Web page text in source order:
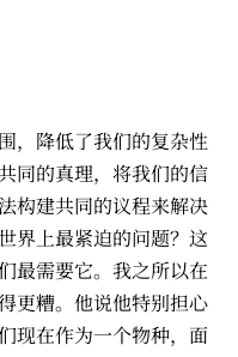
，降低了我们的复杂性
同的真理，将我们的信
构建共同的议程来解决
界上最紧迫的问题？这
最需要它。我之所以在
更糟。他说他特别担心
现在作为一个物种，面